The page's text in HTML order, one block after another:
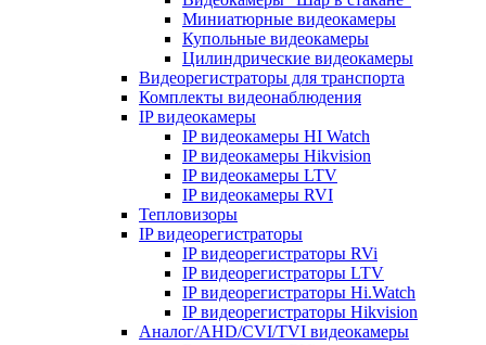
Миниатюрные видеокамеры
Купольные видеокамеры
Цилиндрические видеокамеры
Видеорегистраторы для транспорта
Комплекты видеонаблюдения
IP видеокамеры
IP видеокамеры HI Watch
IP видеокамеры Hikvision
IP видеокамеры LTV
IP видеокамеры RVI
Тепловизоры
IP видеорегистраторы
IP видеорегистраторы RVi
IP видеорегистраторы LTV
IP видеорегистраторы Hi.Watch
IP видеорегистраторы Hikvision
Аналог/AHD/CVI/TVI видеокамеры